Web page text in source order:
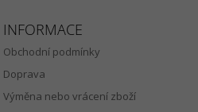
INFORMACE
Obchodní podmínky
Doprava
Výměna nebo vrácení zboží